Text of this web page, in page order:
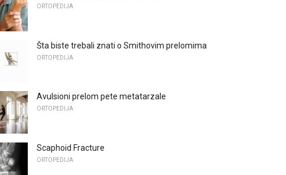
ORTOPEDIJA
Šta biste trebali znati o Smithovim prelomima
ORTOPEDIJA
Avulsioni prelom pete metatarzale
ORTOPEDIJA
Scaphoid Fracture
ORTOPEDIJA